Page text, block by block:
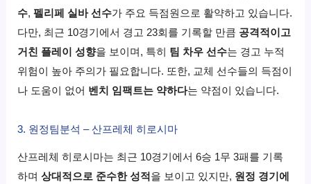
수,펠리페 실바 선수가 주요 득점원으로 활약하고 있습니다.
다만, 최근 10경기에서 경고 23회를 기록할 만큼 공격적이고
거친 플레이 성향을 보이며, 특히 팀 차우 선수는 경고 누적
위험이 높아 주의가 필요합니다. 또한, 교체 선수들의 득점이
나 도움이 없어 벤치 임팩트는 약하다는 약점이 있습니다.
3. 원정팀분석 – 산프레체 히로시마
산프레체 히로시마는 최근 10경기에서 6승 1무 3패를 기록
하며상대적으로 준수한 성적 을 보이고 있지만, 원정 경기에